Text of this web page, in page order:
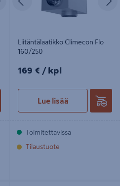
Liitäntälaatikko Climecon Flo
160/250
169€/kpl
169 € / kpl
Lue lisää
Toimitettavissa
Tilaustuote